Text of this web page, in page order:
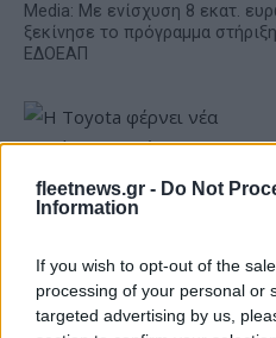
fleetnews.gr - Do Not
Information
If you wish to opt-out of the
processing of your personal or
targeted advertising by us,
Media: Με ενίσχυση 8 εκατ.
ξεκίνησε το πρόγραμμα
ΕΔΟΕΑΠ
μπαταριών για τα υβριδικά
της